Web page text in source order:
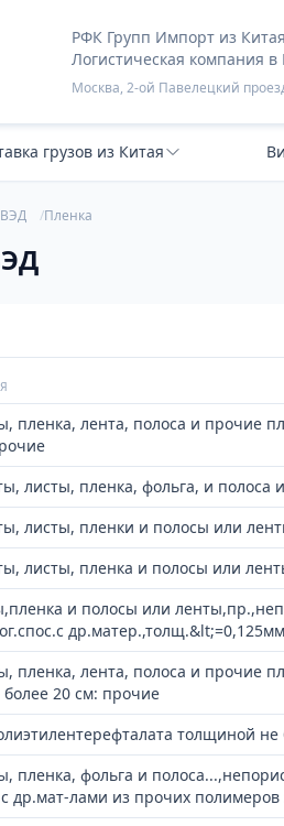
РФК Групп Импорт из
Логистическая компания в
Москва, 2-ой Павелецкий
грузов из Китая
Пленка
пленка, лента, полоса и прочие
листы, пленка, фольга, и полоса
листы, пленки и полосы или
листы, пленка и полосы или
и полосы или
пленка, лента, полоса и прочие
20 см: прочие
толщиной
пленка, фольга и
др.мат-лами из прочих